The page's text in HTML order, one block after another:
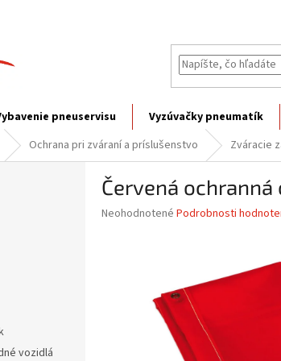
pneuservisu Vyzúvačky pneumatík
Ochrana pri zváraní a príslušenstvo Zváracie
vozidlá
Červená ochranná
Priemerné
Neohodnotené Podrobnosti